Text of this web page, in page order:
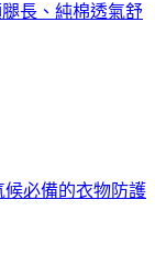
長、純棉透氣舒
候必備的衣物防護